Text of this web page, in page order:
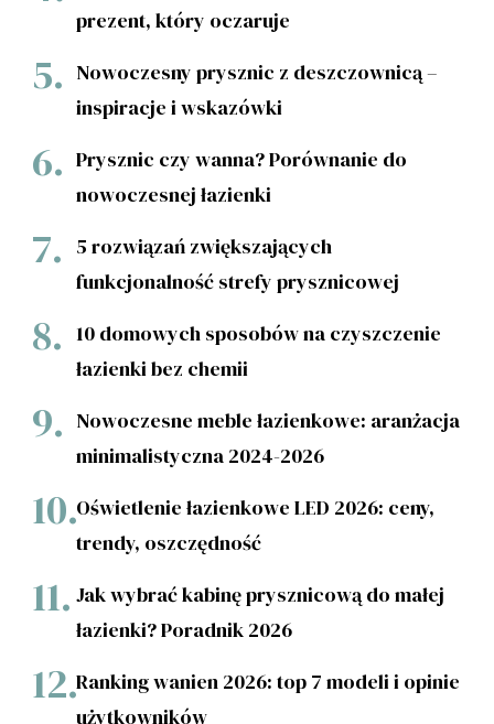
prezent, który oczaruje
Nowoczesny prysznic z deszczownicą –
inspiracje i wskazówki
Prysznic czy wanna? Porównanie do
nowoczesnej łazienki
5 rozwiązań zwiększających
funkcjonalność strefy prysznicowej
10 domowych sposobów na czyszczenie
łazienki bez chemii
Nowoczesne meble łazienkowe: aranżacja
minimalistyczna 2024-2026
Oświetlenie łazienkowe LED 2026: ceny,
trendy, oszczędność
Jak wybrać kabinę prysznicową do małej
łazienki? Poradnik 2026
Ranking wanien 2026: top 7 modeli i opinie
użytkowników